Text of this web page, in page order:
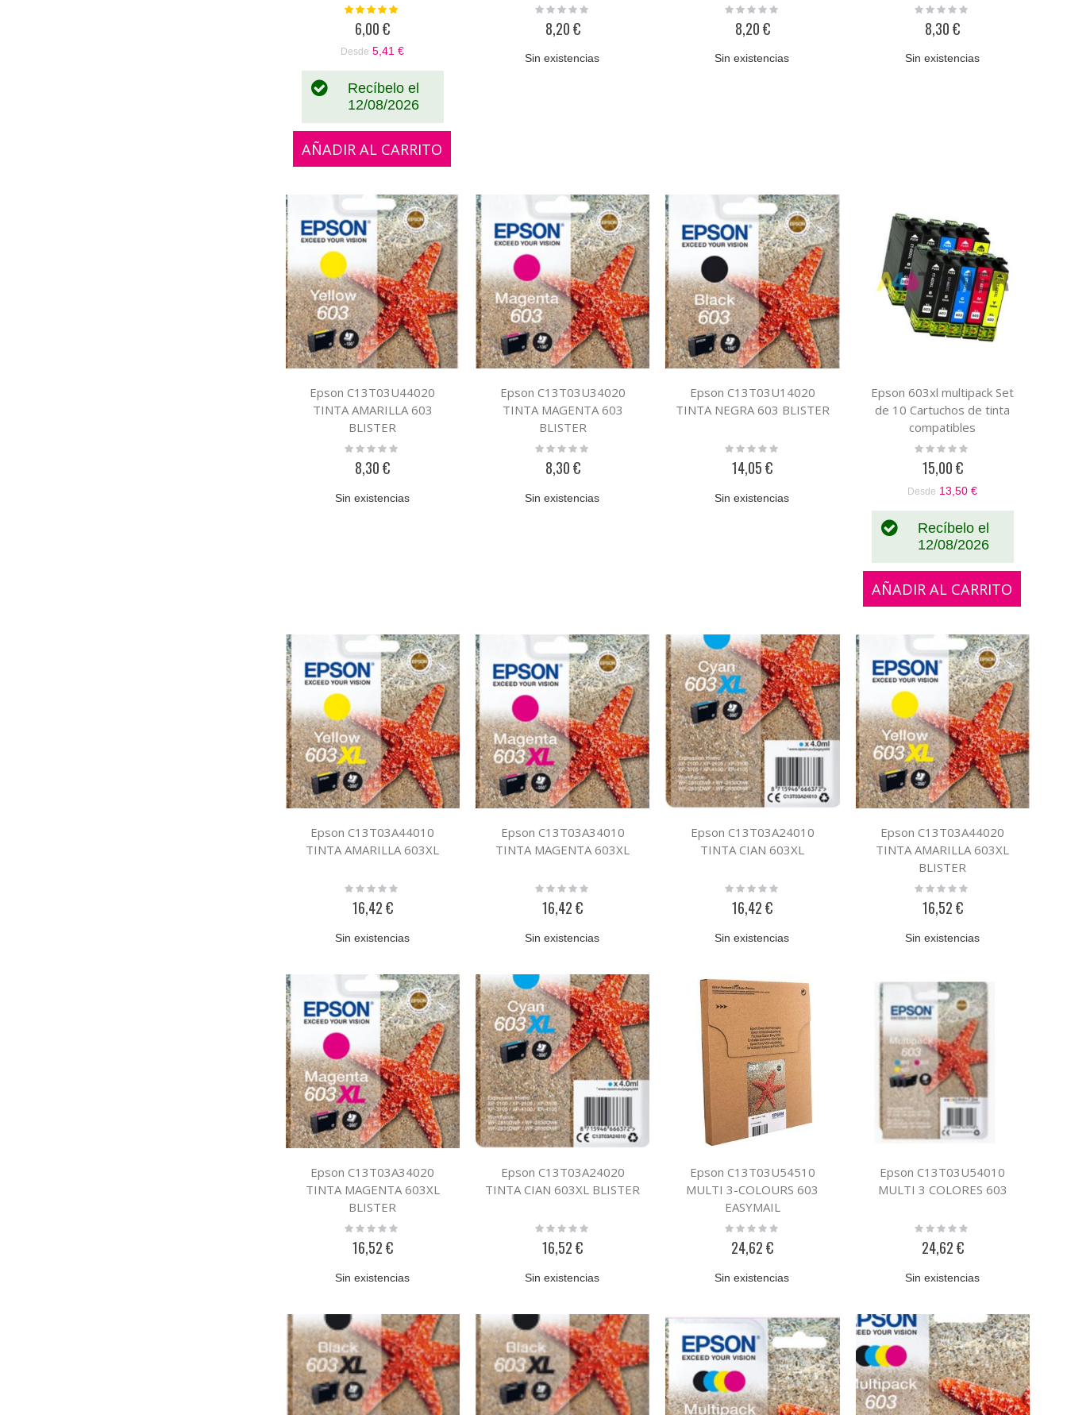
Valoración:
6,00 €
Desde 5,41 €
Recíbelo el
12/08/2026
AÑADIR AL CARRITO
Rating:
8,20 €
Sin existencias
Rating:
8,20 €
Sin existencias
Rating:
8,30 €
Sin existencias
Epson C13T03U44020
TINTA AMARILLA 603
BLISTER
Rating:
8,30 €
Sin existencias
Epson C13T03U34020
TINTA MAGENTA 603
BLISTER
Rating:
8,30 €
Sin existencias
Epson C13T03U14020
TINTA NEGRA 603 BLISTER
Rating:
14,05 €
Sin existencias
Epson 603xl multipack Set
de 10 Cartuchos de tinta
compatibles
Rating:
15,00 €
Desde 13,50 €
Recíbelo el
12/08/2026
AÑADIR AL CARRITO
Epson C13T03A44010
TINTA AMARILLA 603XL
Rating:
16,42 €
Sin existencias
Epson C13T03A34010
TINTA MAGENTA 603XL
Rating:
16,42 €
Sin existencias
Epson C13T03A24010
TINTA CIAN 603XL
Rating:
16,42 €
Sin existencias
Epson C13T03A44020
TINTA AMARILLA 603XL
BLISTER
Rating:
16,52 €
Sin existencias
Epson C13T03A34020
TINTA MAGENTA 603XL
BLISTER
Rating:
16,52 €
Sin existencias
Epson C13T03A24020
TINTA CIAN 603XL BLISTER
Rating:
16,52 €
Sin existencias
Epson C13T03U54510
MULTI 3-COLOURS 603
EASYMAIL
Rating:
24,62 €
Sin existencias
Epson C13T03U54010
MULTI 3 COLORES 603
Rating:
24,62 €
Sin existencias